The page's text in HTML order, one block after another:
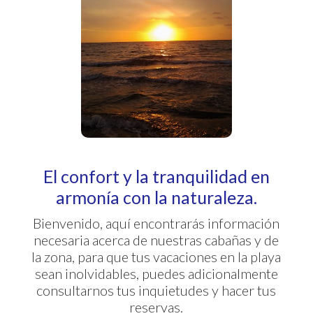
El confort y la tranquilidad en
armonía con la naturaleza.
Bienvenido, aquí encontrarás información
necesaria acerca de nuestras cabañas y de
la zona, para que tus vacaciones en la playa
sean inolvidables, puedes adicionalmente
consultarnos tus inquietudes y hacer tus
reservas.